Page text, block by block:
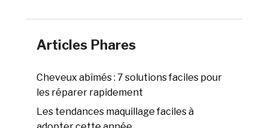
Articles Phares
Cheveux abîmés : 7 solutions faciles pour
les réparer rapidement
Les tendances maquillage faciles à